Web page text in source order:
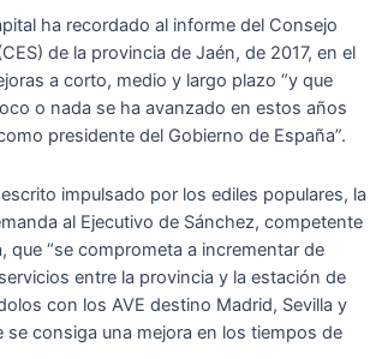
ha recordado al informe del Consejo
de la provincia de Jaén, de 2017, en el
a corto, medio y largo plazo “y que
o nada se ha avanzado en estos años
presidente del Gobierno de España”.
impulsado por los ediles populares, la
al Ejecutivo de Sánchez, competente
que “se comprometa a incrementar de
entre la provincia y la estación de
con los AVE destino Madrid, Sevilla y
se consiga una mejora en los tiempos de